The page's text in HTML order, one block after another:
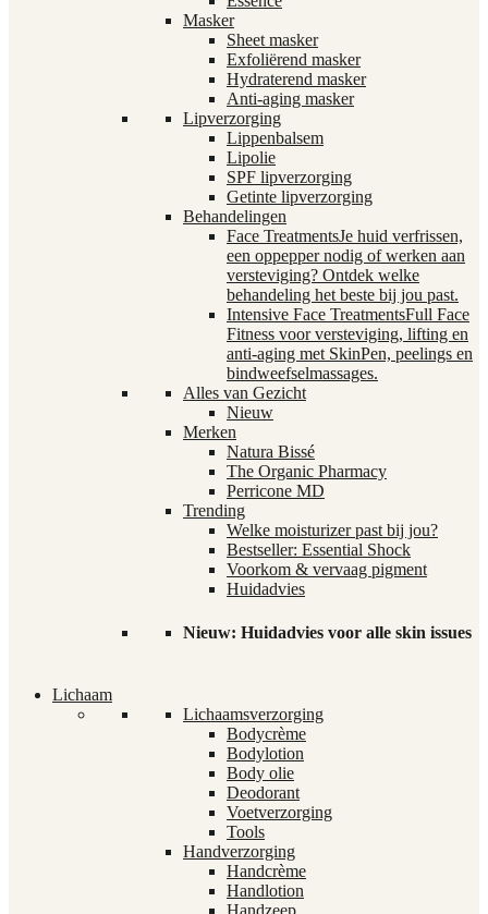
Masker
Sheet masker
Exfoliërend masker
Hydraterend masker
Anti-aging masker
Lipverzorging
Lippenbalsem
Lipolie
SPF lipverzorging
Getinte lipverzorging
Behandelingen
Face TreatmentsJe huid verfrissen,
een oppepper nodig of werken aan
versteviging? Ontdek welke
behandeling het beste bij jou past.
Intensive Face TreatmentsFull Face
Fitness voor versteviging, lifting en
anti-aging met SkinPen, peelings en
bindweefselmassages.
Alles van Gezicht
Nieuw
Merken
Natura Bissé
The Organic Pharmacy
Perricone MD
Trending
Welke moisturizer past bij jou?
Bestseller: Essential Shock
Voorkom & vervaag pigment
Huidadvies
Nieuw: Huidadvies voor alle skin issues
Lichaam
Lichaamsverzorging
Bodycrème
Bodylotion
Body olie
Deodorant
Voetverzorging
Tools
Handverzorging
Handcrème
Handlotion
Handzeep